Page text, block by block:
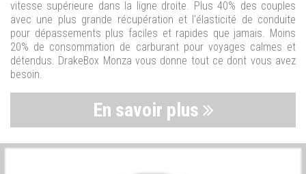
vitesse supérieure dans la ligne droite. Plus 40% des couples
avec une plus grande récupération et l'élasticité de conduite
pour dépassements plus faciles et rapides que jamais. Moins
20% de consommation de carburant pour voyages calmes et
détendus. DrakeBox Monza vous donne tout ce dont vous avez
besoin.
En savoir plus